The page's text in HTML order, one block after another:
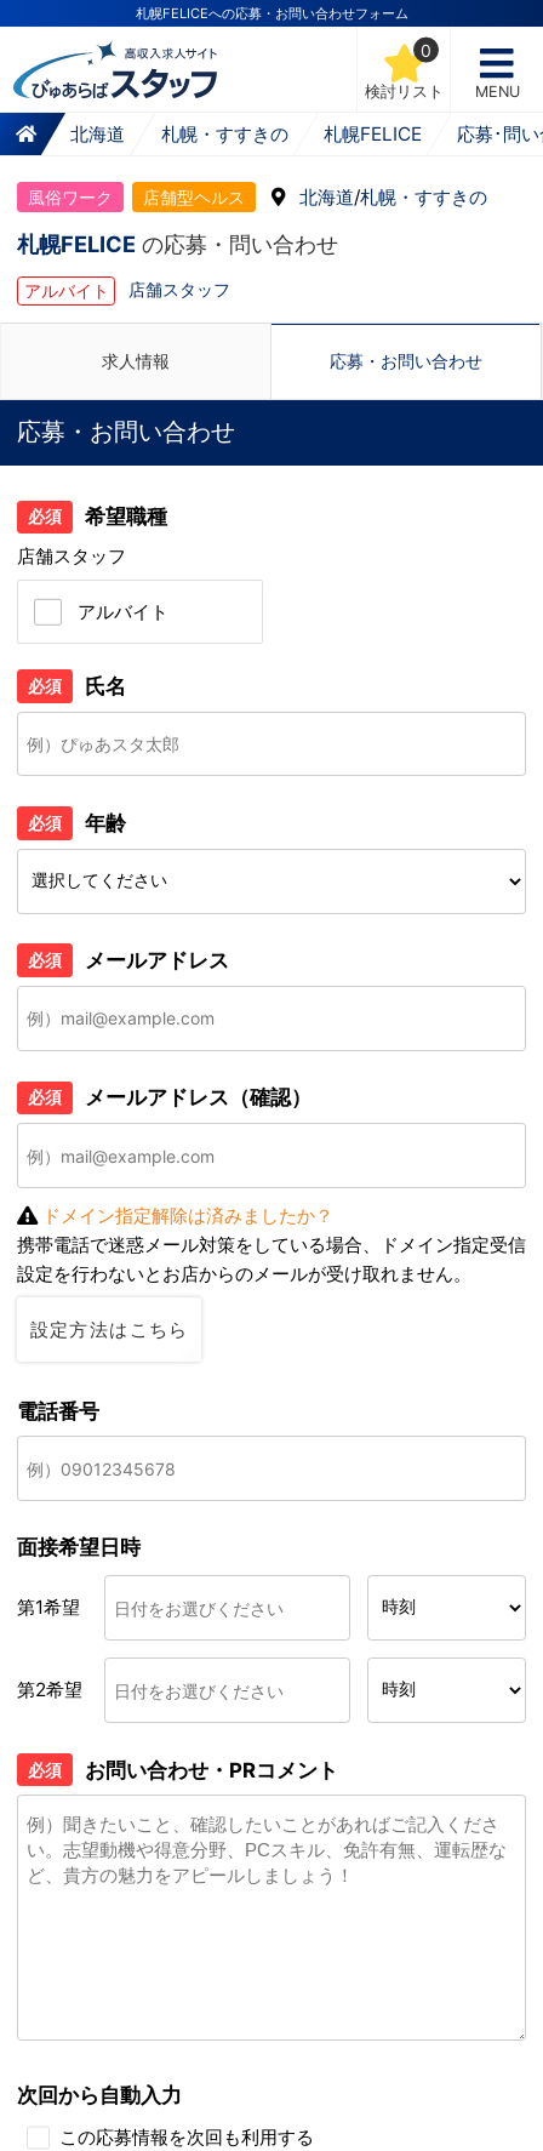
札幌FELICEへの応募・お問い合わせフォーム
検討リスト
0
MENU
北海道 札幌・すすきの 札幌FELICE 応募･問
風俗ワーク 店舗型ヘルス 北海道/札幌・すすきの
札幌FELICE の応募・問い合わせ
アルバイト 店舗スタッフ
求人情報 応募・お問い合わせ
応募・お問い合わせ
必須 希望職種
店舗スタッフ
アルバイト
必須 氏名
必須 年齢
必須 メールアドレス
必須 メールアドレス（確認）
ドメイン指定解除は済みましたか？
携帯電話で迷惑メール対策をしている場合、ドメイン指定受信
設定を行わないとお店からのメールが受け取れません。
設定方法はこちら
電話番号
面接希望日時
第1希望
第2希望
必須 お問い合わせ・PRコメント
次回から自動入力
この応募情報を次回も利用する